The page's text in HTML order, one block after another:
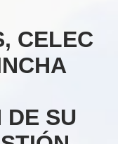
CELEC
DE SU